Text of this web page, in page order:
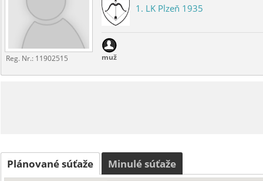
Reg. Nr.: 11902515
1. LK Plzeň 1935
muž
Plánované súťaže Minulé súťaže